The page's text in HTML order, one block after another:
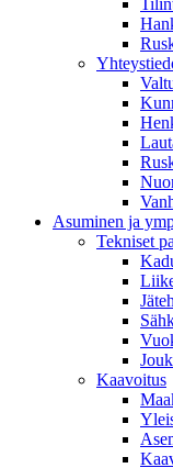
Asuminen ja
Tekniset
Kaavoitus